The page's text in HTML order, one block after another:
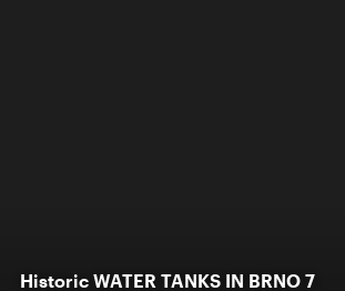
Historic WATER TANKS IN BRNO 7